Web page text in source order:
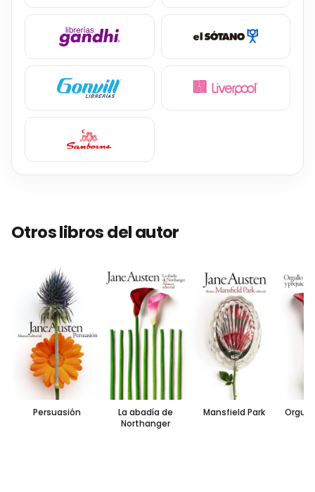
Otros libros del autor
Persuasión
La abadía de
Northanger
Mansfield Park